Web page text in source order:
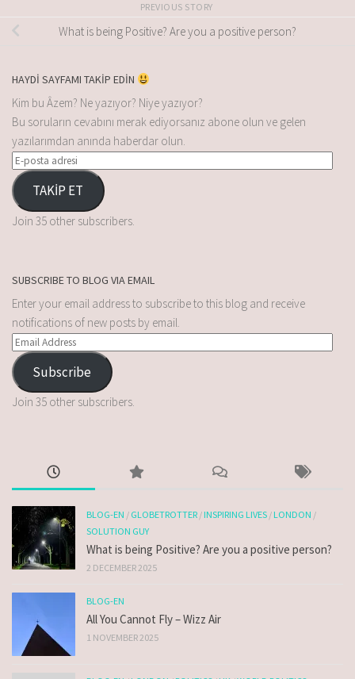
PREVIOUS STORY
What is being Positive? Are you a positive person?
HAYDİ SAYFAMI TAKİP EDİN
Kim bu Âzem? Ne yazıyor? Niye yazıyor?
Bu soruların cevabını merak ediyorsanız abone olun ve gelen
yazılarımdan anında haberdar olun.
TAKİP ET
Join 35 other subscribers.
SUBSCRIBE TO BLOG VIA EMAIL
Enter your email address to subscribe to this blog and receive
notifications of new posts by email.
Subscribe
Join 35 other subscribers.
BLOG-EN / GLOBETROTTER /INSPIRING LIVES /LONDON /
SOLUTION GUY
What is being Positive? Are you a positive person?
2 DECEMBER 2025
BLOG-EN
All You Cannot Fly – Wizz Air
1 NOVEMBER 2025